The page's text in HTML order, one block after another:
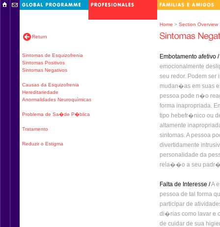
Home > Section Overview
Return
Sintomas de Esquizofrenia
Sintomas Positivos
Sintomas Negativos
Causas da Esquizofrenia
Hereditariedade
Anormalidades Neuroquìmicas
Problema de Sa�de P�blica
Tratamento
Reduzir o Estigma
Embotamento afetivo /
emocionalmente
seu redor. Podem
mudan�as em suas
pessoa pode n�o
forma inapropriada.
tipo hebefr�nico ou
altamente
sintomas. A pessoa
divertidamente
personalidade da
rela��o a seu
Falta de Interesse /A
pessoa de tal forma
participar de
di�rias como lavar e
de cuidar de sua